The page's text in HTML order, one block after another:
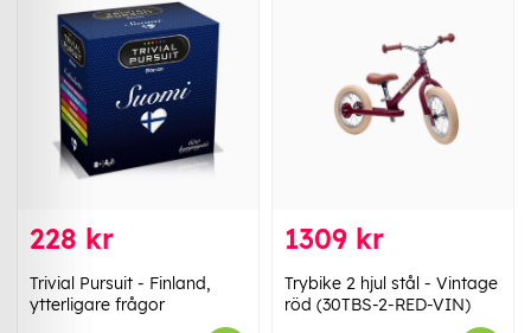
228 kr
Trivial Pursuit - Finland,
ytterligare frågor
1309 kr
Trybike 2 hjul stål - Vintage
röd (30TBS-2-RED-VIN)